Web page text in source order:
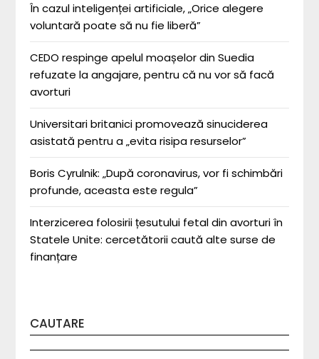
În cazul inteligenței artificiale, „Orice alegere
voluntară poate să nu fie liberă”
CEDO respinge apelul moașelor din Suedia
refuzate la angajare, pentru că nu vor să facă
avorturi
Universitari britanici promovează sinuciderea
asistată pentru a „evita risipa resurselor”
Boris Cyrulnik: „După coronavirus, vor fi schimbări
profunde, aceasta este regula”
Interzicerea folosirii țesutului fetal din avorturi în
Statele Unite: cercetătorii caută alte surse de
finanțare
CAUTARE